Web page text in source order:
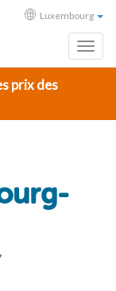
Luxembourg
prix des